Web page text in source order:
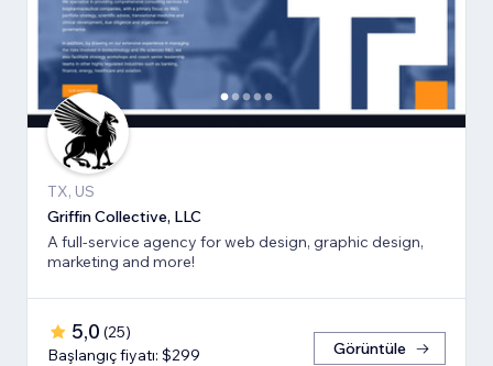
TX, US
Griffin Collective, LLC
A full-service agency for web design, graphic design,
marketing and more!
5,0 (25)
Başlangıç fiyatı: $299
Görüntüle